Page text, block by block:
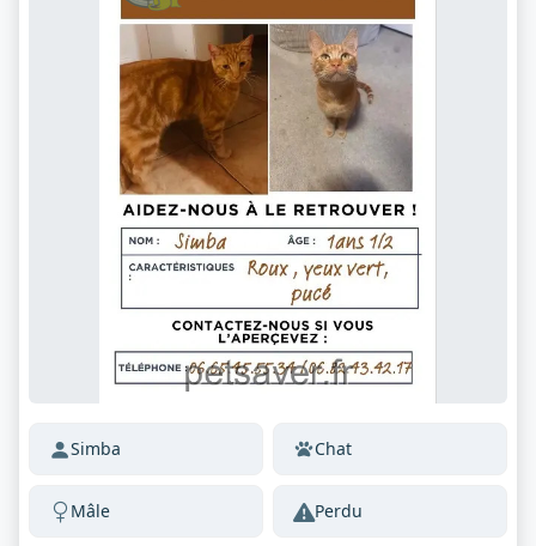
Simba Chat
Mâle Perdu